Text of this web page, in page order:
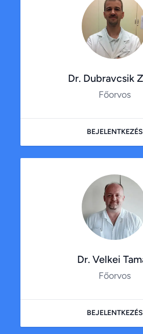
Dr. Dubravcsik
Főorvos
BEJELENTKEZÉS
Dr. Velkei
Főorvos
BEJELENTKEZÉS